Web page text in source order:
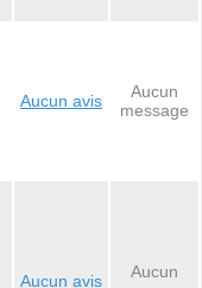
Aucun avis
Aucun
message
Aucun avis
Aucun